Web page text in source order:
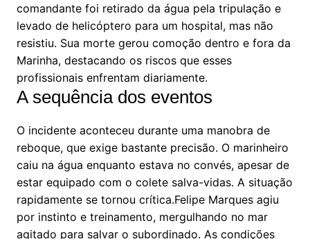
comandante foi retirado da água pela tripulação e
levado de helicóptero para um hospital, mas não
resistiu. Sua morte gerou comoção dentro e fora da
Marinha, destacando os riscos que esses
profissionais enfrentam diariamente.
A sequência dos eventos
O incidente aconteceu durante uma manobra de
reboque, que exige bastante precisão. O marinheiro
caiu na água enquanto estava no convés, apesar de
estar equipado com o colete salva-vidas. A situação
rapidamente se tornou crítica.Felipe Marques agiu
por instinto e treinamento, mergulhando no mar
agitado para salvar o subordinado. As condições